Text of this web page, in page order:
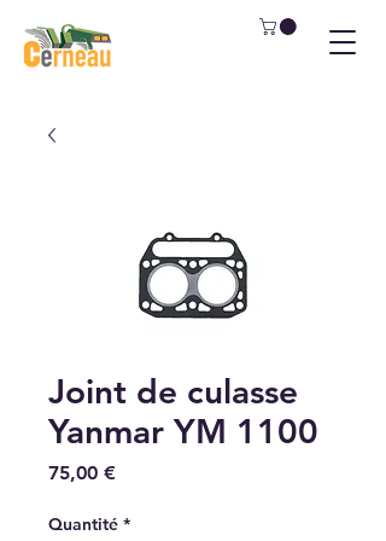
Joint de culasse
Yanmar YM 1100
75,00 €Prix
Quantité *